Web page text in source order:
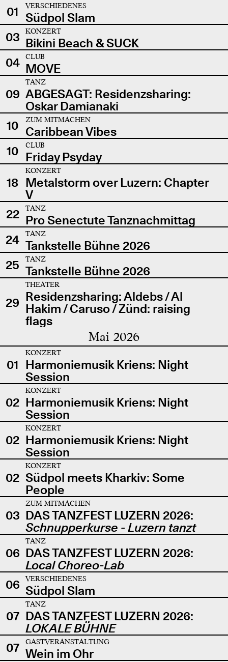
01
VERSCHIEDENES
Südpol Slam
03
KONZERT
Bikini Beach & SUCK
04
CLUB
MOVE
09
TANZ
ABGESAGT: Residenzsharing:
Oskar Damianaki
10
ZUM MITMACHEN
Caribbean Vibes
10
CLUB
Friday Psyday
18
KONZERT
Metalstorm over Luzern: Chapter
V
22
TANZ
Pro Senectute Tanznachmittag
24
TANZ
Tankstelle Bühne 2026
25
TANZ
Tankstelle Bühne 2026
29
THEATER
Residenzsharing: Aldebs / Al
Hakim / Caruso / Zünd: raising
flags
Mai 2026
01
KONZERT
Harmoniemusik Kriens: Night
Session
02
KONZERT
Harmoniemusik Kriens: Night
Session
02
KONZERT
Harmoniemusik Kriens: Night
Session
02
KONZERT
Südpol meets Kharkiv: Some
People
03
ZUM MITMACHEN
DAS TANZFEST LUZERN 2026:
Schnupperkurse - Luzern tanzt
06
TANZ
DAS TANZFEST LUZERN 2026:
Local Choreo-Lab
06
VERSCHIEDENES
Südpol Slam
07
TANZ
DAS TANZFEST LUZERN 2026:
LOKALE BÜHNE
07
GASTVERANSTALTUNG
Wein im Ohr